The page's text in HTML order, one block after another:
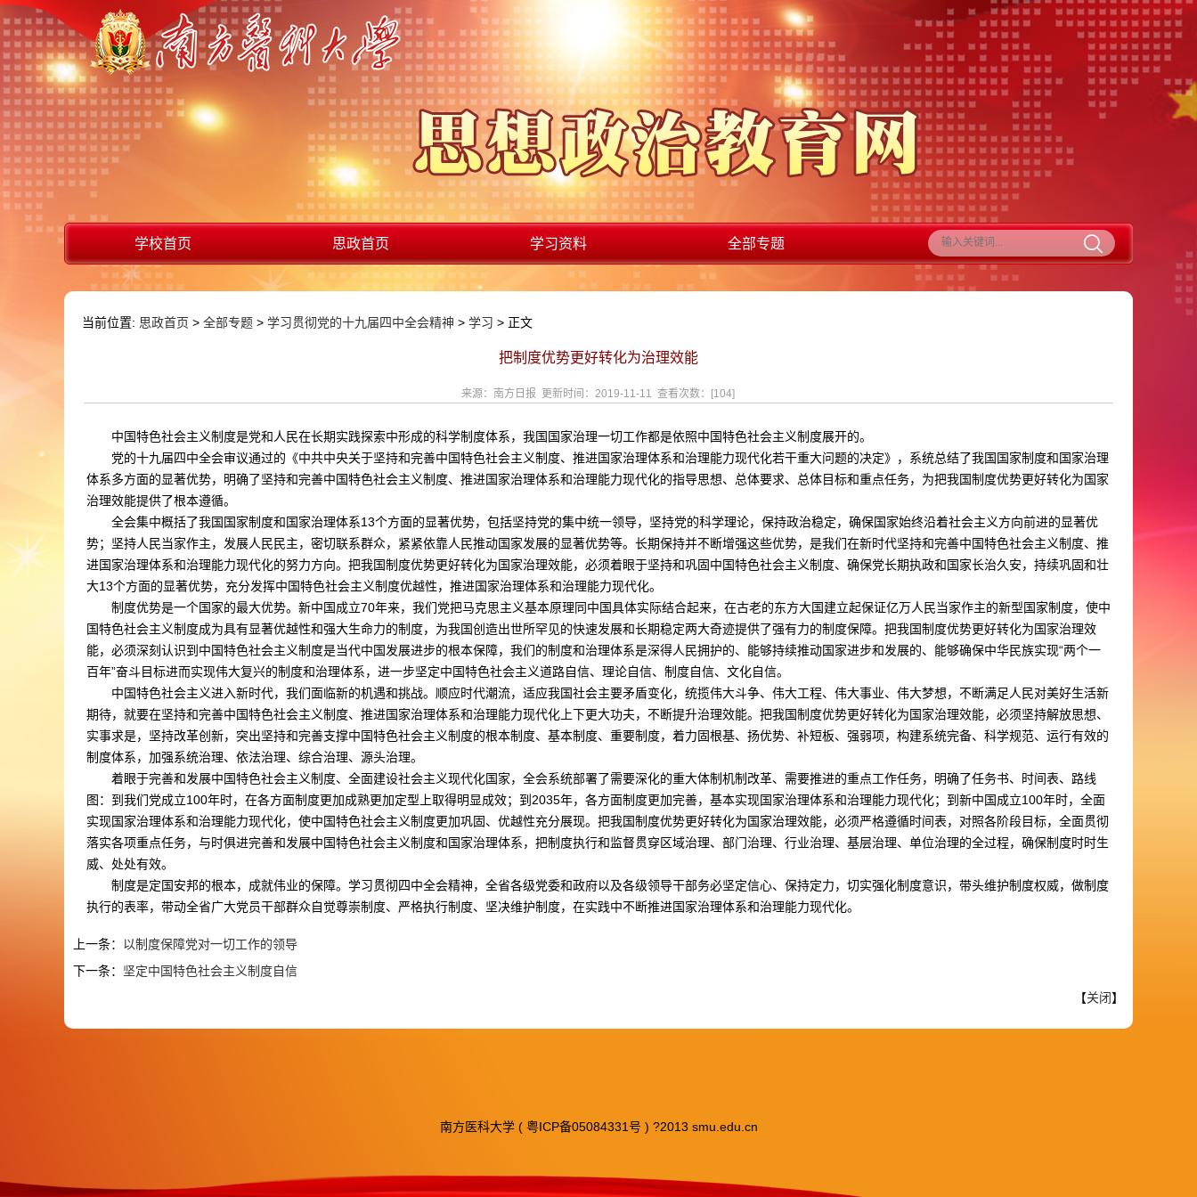
学校首页 思政首页 学习资料 全部专题
当前位置: 思政首页 > 全部专题 > 学习贯彻党的十九届四中全会精神 > 学习 > 正文
把制度优势更好转化为治理效能
来源：南方日报 更新时间：2019-11-11 查看次数：[104]
中国特色社会主义制度是党和人民在长期实践探索中形成的科学制度体系，我国国家治理一切工作都是依照中国特色社会主义制度展开的。
党的十九届四中全会审议通过的《中共中央关于坚持和完善中国特色社会主义制度、推进国家治理体系和治理能力现代化若干重大问题的决定》，系统总结了我国国家制度和国家治理
体系多方面的显著优势，明确了坚持和完善中国特色社会主义制度、推进国家治理体系和治理能力现代化的指导思想、总体要求、总体目标和重点任务，为把我国制度优势更好转化为国家
治理效能提供了根本遵循。
全会集中概括了我国国家制度和国家治理体系13个方面的显著优势，包括坚持党的集中统一领导，坚持党的科学理论，保持政治稳定，确保国家始终沿着社会主义方向前进的显著优
势；坚持人民当家作主，发展人民民主，密切联系群众，紧紧依靠人民推动国家发展的显著优势等。长期保持并不断增强这些优势，是我们在新时代坚持和完善中国特色社会主义制度、推
进国家治理体系和治理能力现代化的努力方向。把我国制度优势更好转化为国家治理效能，必须着眼于坚持和巩固中国特色社会主义制度、确保党长期执政和国家长治久安，持续巩固和壮
大13个方面的显著优势，充分发挥中国特色社会主义制度优越性，推进国家治理体系和治理能力现代化。
制度优势是一个国家的最大优势。新中国成立70年来，我们党把马克思主义基本原理同中国具体实际结合起来，在古老的东方大国建立起保证亿万人民当家作主的新型国家制度，使中
国特色社会主义制度成为具有显著优越性和强大生命力的制度，为我国创造出世所罕见的快速发展和长期稳定两大奇迹提供了强有力的制度保障。把我国制度优势更好转化为国家治理效
能，必须深刻认识到中国特色社会主义制度是当代中国发展进步的根本保障，我们的制度和治理体系是深得人民拥护的、能够持续推动国家进步和发展的、能够确保中华民族实现“两个一
百年”奋斗目标进而实现伟大复兴的制度和治理体系，进一步坚定中国特色社会主义道路自信、理论自信、制度自信、文化自信。
中国特色社会主义进入新时代，我们面临新的机遇和挑战。顺应时代潮流，适应我国社会主要矛盾变化，统揽伟大斗争、伟大工程、伟大事业、伟大梦想，不断满足人民对美好生活新
期待，就要在坚持和完善中国特色社会主义制度、推进国家治理体系和治理能力现代化上下更大功夫，不断提升治理效能。把我国制度优势更好转化为国家治理效能，必须坚持解放思想、
实事求是，坚持改革创新，突出坚持和完善支撑中国特色社会主义制度的根本制度、基本制度、重要制度，着力固根基、扬优势、补短板、强弱项，构建系统完备、科学规范、运行有效的
制度体系，加强系统治理、依法治理、综合治理、源头治理。
着眼于完善和发展中国特色社会主义制度、全面建设社会主义现代化国家，全会系统部署了需要深化的重大体制机制改革、需要推进的重点工作任务，明确了任务书、时间表、路线
图：到我们党成立100年时，在各方面制度更加成熟更加定型上取得明显成效；到2035年，各方面制度更加完善，基本实现国家治理体系和治理能力现代化；到新中国成立100年时，全面
实现国家治理体系和治理能力现代化，使中国特色社会主义制度更加巩固、优越性充分展现。把我国制度优势更好转化为国家治理效能，必须严格遵循时间表，对照各阶段目标，全面贯彻
落实各项重点任务，与时俱进完善和发展中国特色社会主义制度和国家治理体系，把制度执行和监督贯穿区域治理、部门治理、行业治理、基层治理、单位治理的全过程，确保制度时时生
威、处处有效。
制度是定国安邦的根本，成就伟业的保障。学习贯彻四中全会精神，全省各级党委和政府以及各级领导干部务必坚定信心、保持定力，切实强化制度意识，带头维护制度权威，做制度
执行的表率，带动全省广大党员干部群众自觉尊崇制度、严格执行制度、坚决维护制度，在实践中不断推进国家治理体系和治理能力现代化。
上一条： 以制度保障党对一切工作的领导
下一条： 坚定中国特色社会主义制度自信
【关闭】
南方医科大学 ( 粤ICP备05084331号 ) ?2013 smu.edu.cn